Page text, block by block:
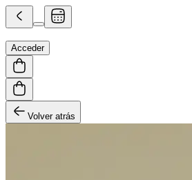
Acceder
Volver atrás